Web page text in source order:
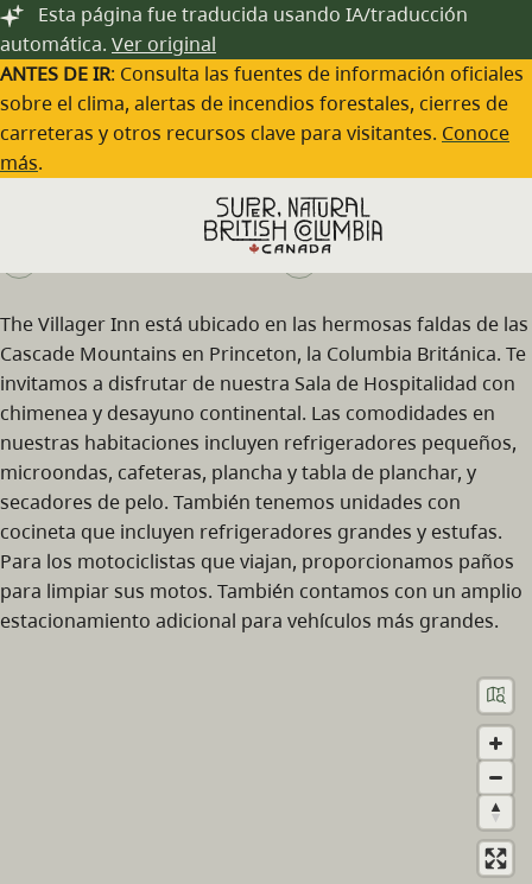
Saltar al contenido principal
Esta página fue traducida usando IA/traducción
automática. Ver original
ANTES DE IR: Consulta las fuentes de información oficiales
sobre el clima, alertas de incendios forestales, cierres de
carreteras y otros recursos clave para visitantes. Conoce
más.
The Villager Inn
(250) 295-6996
The Villager Inn está ubicado en las hermosas faldas de las
Cascade Mountains en Princeton, la Columbia Británica. Te
invitamos a disfrutar de nuestra Sala de Hospitalidad con
chimenea y desayuno continental. Las comodidades en
nuestras habitaciones incluyen refrigeradores pequeños,
microondas, cafeteras, plancha y tabla de planchar, y
secadores de pelo. También tenemos unidades con
cocineta que incluyen refrigeradores grandes y estufas.
Para los motociclistas que viajan, proporcionamos paños
para limpiar sus motos. También contamos con un amplio
estacionamiento adicional para vehículos más grandes.